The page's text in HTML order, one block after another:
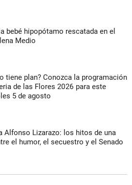
bebé hipopótamo rescatada en el
Medio
tiene plan? Conozca la programación
de las Flores 2026 para este
5 de agosto
Alfonso Lizarazo: los hitos de una
el humor, el secuestro y el Senado